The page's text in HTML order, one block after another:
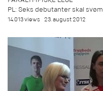
PL: Seks debutanter skal
14.013 views 23. august 2012